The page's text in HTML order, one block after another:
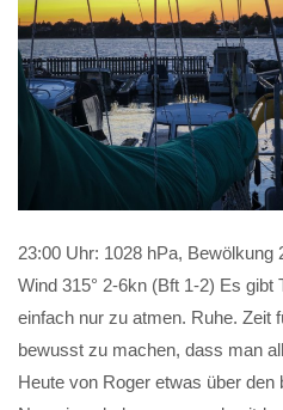
23:00 Uhr: 1028 hPa, Bewölkung
Wind 315° 2-6kn (Bft 1-2) Es gibt
einfach nur zu atmen. Ruhe. Zeit
bewusst zu machen, dass man
Heute von Roger etwas über